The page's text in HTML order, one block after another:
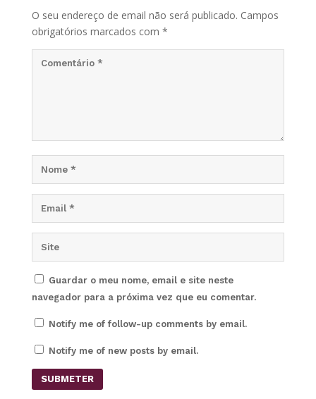
O seu endereço de email não será publicado. Campos
obrigatórios marcados com *
Guardar o meu nome, email e site neste
navegador para a próxima vez que eu comentar.
Notify me of follow-up comments by email.
Notify me of new posts by email.
SUBMETER